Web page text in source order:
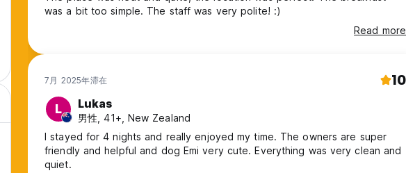
was a bit too simple. The staff was very polite! :)
Read more
7月 2025年滞在 10
L Lukas
男性, 41+, New Zealand
I stayed for 4 nights and really enjoyed my time. The owners are super
friendly and helpful and dog Emi very cute. Everything was very clean and
quiet.